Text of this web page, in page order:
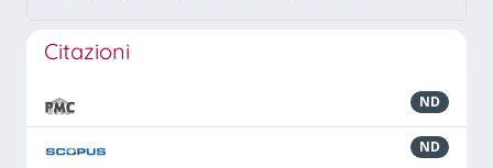
Citazioni
ND
ND